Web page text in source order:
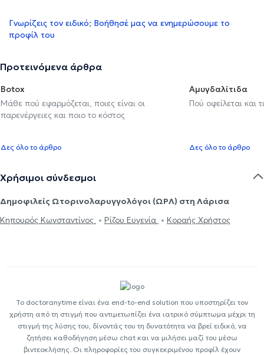
Γνωρίζεις τον ειδικό; Βοήθησέ μας να ενημερώσουμε το
προφίλ του
Προτεινόμενα άρθρα
Botox
Μάθε πού εφαρμόζεται, ποιες είναι οι
παρενέργειες και ποιο το κόστος
Δες όλο το άρθρο
Αμυγδαλίτιδα
Πού οφείλεται και
Δες όλο το άρθρο
Χρήσιμοι σύνδεσμοι
Δημοφιλείς Ωτορινολαρυγγολόγοι (ΩΡΛ) στη Λάρισα
Κηπουρός Κωνσταντίνος
Ρίζου Ευγενία Κοραής Χρήστος
Το doctoranytime είναι ένα end-to-end solution που υποστηρίζει τον
χρήστη από τη στιγμή που αντιμετωπίζει ένα ιατρικό σύμπτωμα μέχρι τη
στιγμή της λύσης του, δίνοντάς του τη δυνατότητα να βρεί ειδικό, να
ζητήσει καθοδήγηση μέσω chat και να μιλήσει μαζί του μέσω
βιντεοκλήσης. Οι πληροφορίες του συγκεκριμένου προφίλ έχουν